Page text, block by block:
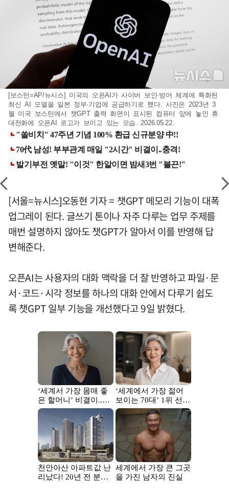
[보스턴=AP/뉴시스] 미국의 오픈AI가 사이버 보안·방어 체계에 특화된
최신 AI 모델을 일본 정부·기업에 공급하기로 했다. 사진은 2023년 3
월 미국 보스턴에서 챗GPT 출력 화면이 표시된 컴퓨터 앞에 놓인 휴
대전화에 오픈AI 로고가 보이고 있는 모습. 2026.05.22.
[서울=뉴시스]오동현 기자 = 챗GPT 메모리 기능이 대폭
업그레이 된다. 글쓰기 톤이나 자주 다루는 업무 주제를
매번 설명하지 않아도 챗GPT가 알아서 이를 반영해 답
변해준다.
오픈AI는 사용자의 대화 맥락을 더 잘 반영하고 파일·문
서·코드·시각 정보를 하나의 대화 안에서 다루기 쉽도
록 챗GPT 일부 기능을 개선했다고 9일 밝혔다.